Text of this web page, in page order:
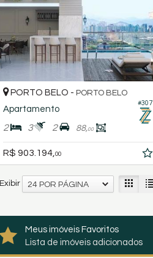
#307
PORTO BELO - PORTO BELO
Apartamento
2 3 2 88,00
R$ 903.194, 00
Exibir 24 POR PÁGINA
Meus imóveis Favoritos
Lista de imóveis adicionados